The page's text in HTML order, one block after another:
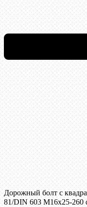
Дорожный болт с
81/DIN 603 М16х25-260